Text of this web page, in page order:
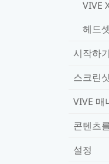
VIVE
헤드
시작하기
스크린
VIVE 매
콘텐츠
설정